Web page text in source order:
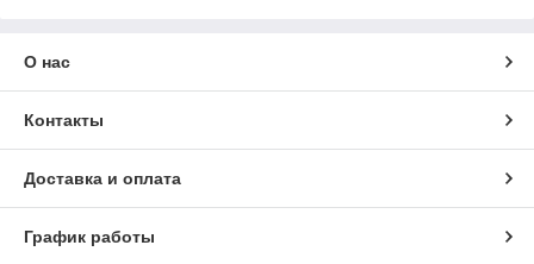
О нас
Контакты
Доставка и оплата
График работы